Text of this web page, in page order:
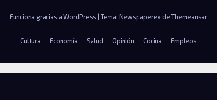
Funciona gracias a WordPress Tema: Newspaperex de Themeansar
Cultura Economía Salud Opinión Cocina Empleos